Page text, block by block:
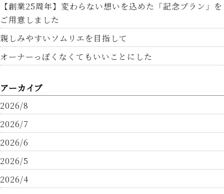
【創業25周年】変わらない想いを込めた「記念プラン」を
ご用意しました
親しみやすいソムリエを目指して
オーナーっぽくなくてもいいことにした
アーカイブ
2026/8
2026/7
2026/6
2026/5
2026/4